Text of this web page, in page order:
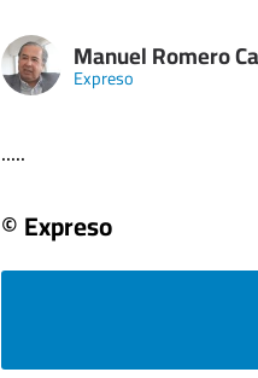
Manuel Romero
Expreso
.....
© Expreso